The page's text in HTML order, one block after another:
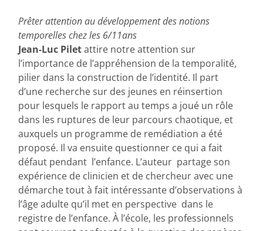
Prêter attention au développement des notions
temporelles chez les 6/11ans
Jean-Luc Piletattire notre attention sur
l’importance de l’appréhension de la temporalité,
pilier dans la construction de l’identité. Il part
d’une recherche sur des jeunes en réinsertion
pour lesquels le rapport au temps a joué un rôle
dans les ruptures de leur parcours chaotique, et
auxquels un programme de remédiation a été
proposé. Il va ensuite questionner ce qui a fait
défaut pendant l’enfance. L’auteur partage son
expérience de clinicien et de chercheur avec une
démarche tout à fait intéressante d’observations à
l’âge adulte qu’il met en perspective dans le
registre de l’enfance. À l’école, les professionnels